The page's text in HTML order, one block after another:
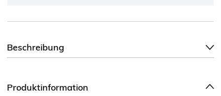
Beschreibung
Produktinformation